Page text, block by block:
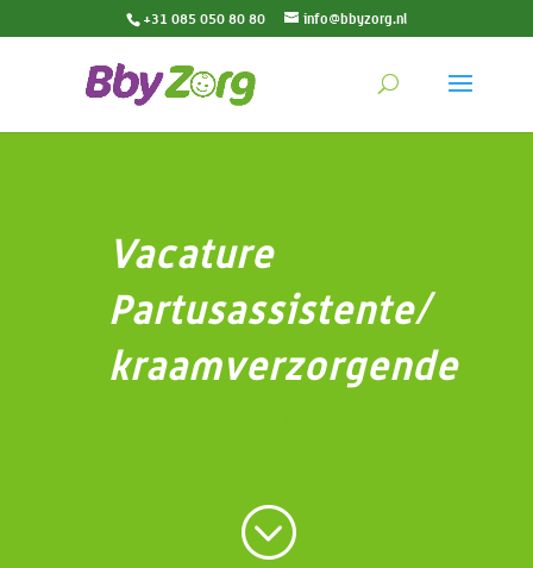
+31 085 050 80 80 info@bbyzorg.nl
Vacature
Partusassistente/
kraamverzorgende
;